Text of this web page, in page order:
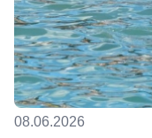
08.06.2026